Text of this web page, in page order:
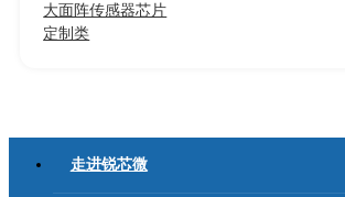
大面阵传感器芯片
定制类
走进锐芯微